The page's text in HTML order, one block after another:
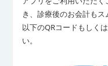
き、診療後のお会計もス
以下のQRコードもしく
い。